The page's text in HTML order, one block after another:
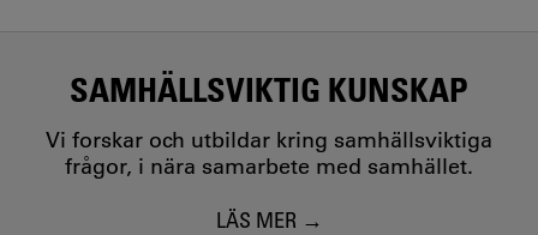
SAMHÄLLSVIKTIG KUNSKAP
Vi forskar och utbildar kring samhällsviktiga
frågor, i nära samarbete med samhället.
LÄS MER